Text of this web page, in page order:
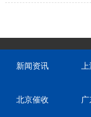
新闻资讯 上
北京催收